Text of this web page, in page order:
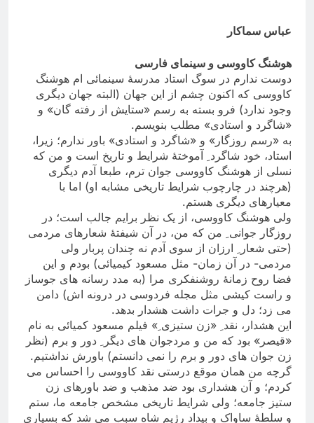
عباس سماکار
هوشنگ کاووسی و سینمای فارسی
دوست ندارم در سوگ استاد مدرسۀ سینمائی ام هوشنگ
کاووسی که اکنون چشم از این جهان (البته جهان دیگری
وجود ندارد) فرو بسته به رسم «ستایش از رفته گان» و
«شاگرد و استادی» مطلب بنویسم.
به «رسم روزگار» و «شاگرد و استادی» باور ندارم؛ زیرا،
استاد، خود شاگرد ِ آموختۀ شرایط و تاریخ است و من که
نسلی از هوشنگ کاووسی جوان ترم، طبعا آدم دیگری
(هرچند در چارچوب شرایط تاریخی مشابه او) اما با
معیارهای دیگری هستم.
ولی هوشنگ کاووسی، از یک نظر برایم جالب است؛ در
روزگار جوانی ِ من که من، در آن شیفتۀ شعارهای مردمی
(حتی شعار ِ ارزان از سوی آدم نه چندان پربار ولی
مردمی- در آن زمان- مثل مسعود کیمیائی) بودم و این
فضا روح زمانۀ روشنفکری مرا (به مدد رسانه های جوساز
و راست کیشی مثل مجله فردوسی در درونه اش) دامن
می زد؛ دل و جرات داشت هشدار بدهد.
این هشدار، نقد ِ «زن ستیزی ِ» فیلم مسعود کمیائی به نام
«قیصر» بود که من و مردجوان های دیگر ِ دور و برم (نظر
زن جوان های دور و برم را نمی دانستم) باورش نداشتیم.
گرچه من همان موقع درستی نقد کاووسی را احساس می
کردم؛ و آن هشداری بود ضد مذهب و ضد باورهای زن
ستیز جامعه؛ ولی شرایط تاریخی مشخص جامعه ما، ستم
و سلطۀ ساواک و بیداد رژیم شاه سبب می شد که بسیاری